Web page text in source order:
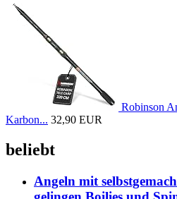
Robinson
Karbon... 32,90 EUR
beliebt
Angeln mit